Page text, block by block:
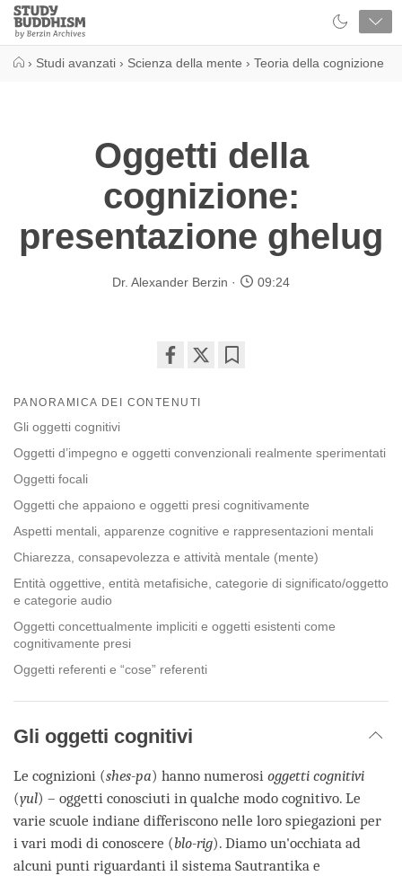
Close
Study
Buddhism
› Studi avanzati › Scienza della mente › Teoria della cognizione
Oggetti della
cognizione:
presentazione ghelug
Dr. Alexander Berzin 09:24
on
PANORAMICA DEI CONTENUTI
Gli oggetti cognitivi
Oggetti d’impegno e oggetti convenzionali realmente sperimentati
Oggetti focali
Oggetti che appaiono e oggetti presi cognitivamente
Aspetti mentali, apparenze cognitive e rappresentazioni mentali
Chiarezza, consapevolezza e attività mentale (mente)
Entità oggettive, entità metafisiche, categorie di significato/oggetto
e categorie audio
Oggetti concettualmente impliciti e oggetti esistenti come
cognitivamente presi
Oggetti referenti e “cose” referenti
Gli oggetti cognitivi
Le cognizioni (shes-pa) hanno numerosi oggetti cognitivi
(yul) – oggetti conosciuti in qualche modo cognitivo. Le
varie scuole indiane differiscono nelle loro spiegazioni per
i vari modi di conoscere (blo-rig). Diamo un'occhiata ad
alcuni punti riguardanti il sistema Sautrantika e